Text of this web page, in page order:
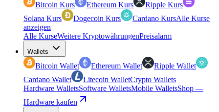
Bitcoin Kurs Ethereum Kurs
Ripple Kurs
Solana Kurs
Dogecoin Kurs Cardano KursAlle Kurse
anzeigen
Alle KurseWeitere KryptowährungenPreisalarm
Wallets
Bitcoin Wallet Ethereum Wallet
Ripple Wallet
Cardano Wallet
Litecoin WalletCrypto Wallets
Hardware WalletsSoftware WalletsMobile WalletsShop —
Hardware kaufen